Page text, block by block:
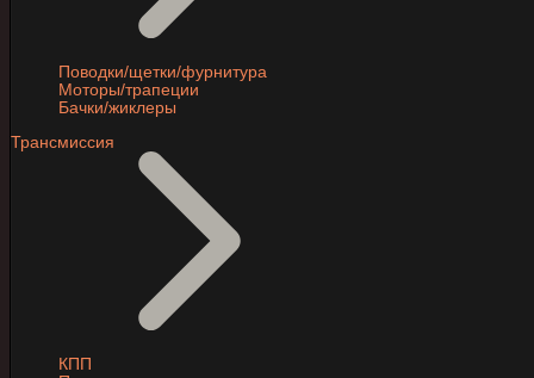
Поводки/щетки/фурнитура
Моторы/трапеции
Бачки/жиклеры
Трансмиссия
КПП